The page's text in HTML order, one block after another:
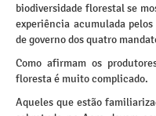
biodiversidade florestal se
experiência acumulada
de governo dos quatro
Como afirmam os
floresta é muito complicado.
Aqueles que estão